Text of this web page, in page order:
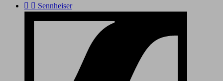
  Sennheiser